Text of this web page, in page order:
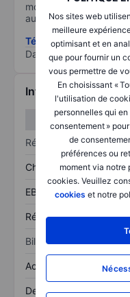
Nos sites web
meilleure
optimisant et en
que pour fournir un
vous permettre de
En choisissant «
l'utilisation de
personnelles qui
consentement »
de
préférences ou
moment via notre
cookies. Veuillez
cookies et notre
moins il est important
au risque le plus élevé).
Télécharger la
Data provided by
Informations
Résultats
Chiffre d’affaires
EBITDA
Résultat net
Bilan
Actif total
Dette totale